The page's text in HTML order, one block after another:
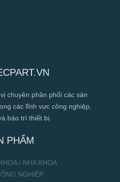
chuyên phân phối các sản
các lĩnh vực công nghiệp,
bảo trì thiết bị.
PHẨM
/ NHA KHOA
NGHIỆP